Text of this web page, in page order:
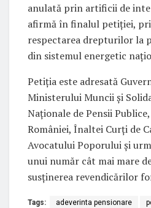
anulată prin artificii de
afirmă în finalul petiției,
respectarea drepturilor la
din sistemul energetic
Petiția este adresată
Ministerului Muncii și
Naționale de Pensii
României, Înaltei Curți de
Avocatului Poporului și
unui număr cât mai mare
susținerea revendicărilor
Tags: adeverinta pensionare